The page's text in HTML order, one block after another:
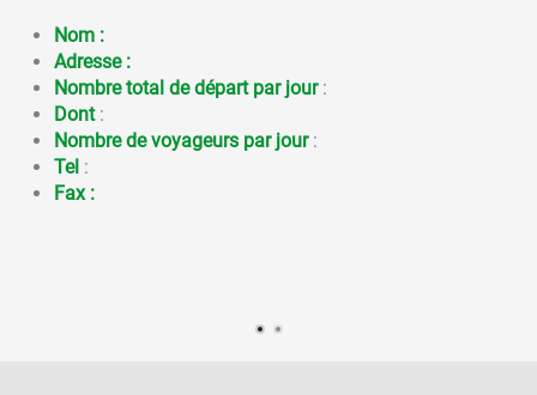
Nom :
Adresse :
Nombre total de départ par jour:
Dont :
Nombre de voyageurs par jour :
Tel :
Fax :